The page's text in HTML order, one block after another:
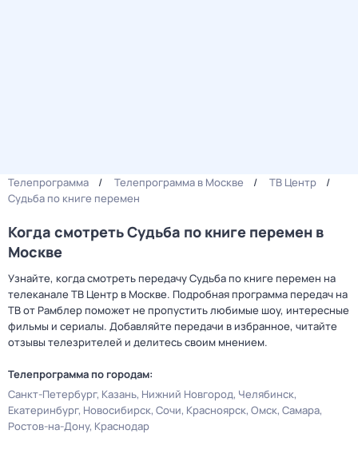
Телепрограмма Телепрограмма в Москве
ТВ Центр
Судьба по книге перемен
Когда смотреть Судьба по книге перемен в
Москве
Узнайте, когда смотреть передачу Судьба по книге перемен на
телеканале ТВ Центр в Москве. Подробная программа передач на
ТВ от Рамблер поможет не пропустить любимые шоу, интересные
фильмы и сериалы. Добавляйте передачи в избранное, читайте
отзывы телезрителей и делитесь своим мнением.
Телепрограмма по городам:
Санкт-Петербург Казань Нижний Новгород Челябинск
Екатеринбург Новосибирск Сочи Красноярск Омск Самара
Ростов-на-Дону Краснодар